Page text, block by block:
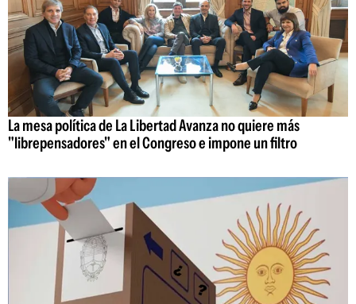
La mesa política de La Libertad Avanza no quiere más
"librepensadores" en el Congreso e impone un filtro